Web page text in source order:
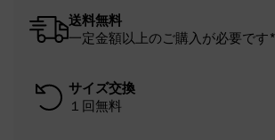
送料無料
一定金額以上のご購入が必要です*
サイズ交換
１回無料